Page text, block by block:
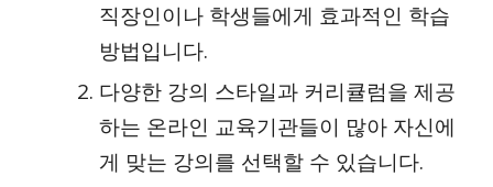
직장인이나 학생들에게 효과적인 학습
방법입니다.
다양한 강의 스타일과 커리큘럼을 제공
하는 온라인 교육기관들이 많아 자신에
게 맞는 강의를 선택할 수 있습니다.